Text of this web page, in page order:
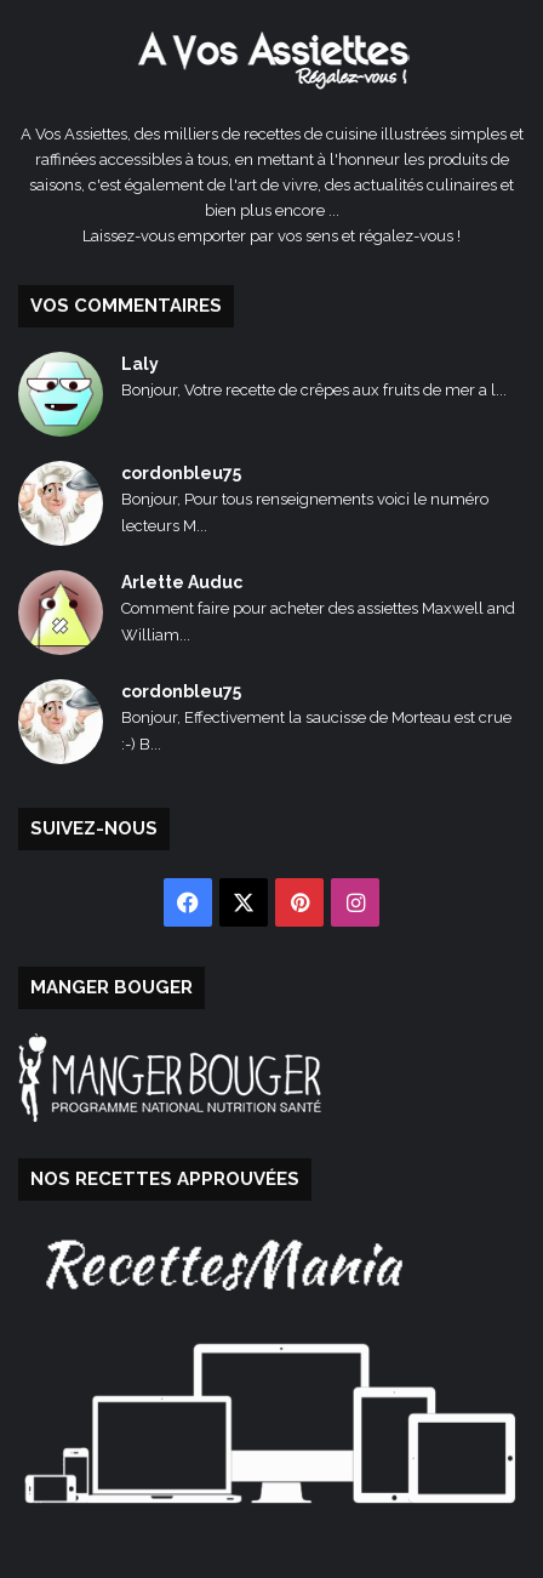
A Vos Assiettes, des milliers de recettes de cuisine illustrées simples et
raffinées accessibles à tous, en mettant à l'honneur les produits de
saisons, c'est également de l'art de vivre, des actualités culinaires et
bien plus encore ...
Laissez-vous emporter par vos sens et régalez-vous !
VOS COMMENTAIRES
Laly
Bonjour, Votre recette de crêpes aux fruits de mer a l...
cordonbleu75
Bonjour, Pour tous renseignements voici le numéro
lecteurs M...
Arlette Auduc
Comment faire pour acheter des assiettes Maxwell and
William...
cordonbleu75
Bonjour, Effectivement la saucisse de Morteau est crue
:-) B...
SUIVEZ-NOUS
Facebook PinterestInstagram
MANGER BOUGER
NOS RECETTES APPROUVÉES